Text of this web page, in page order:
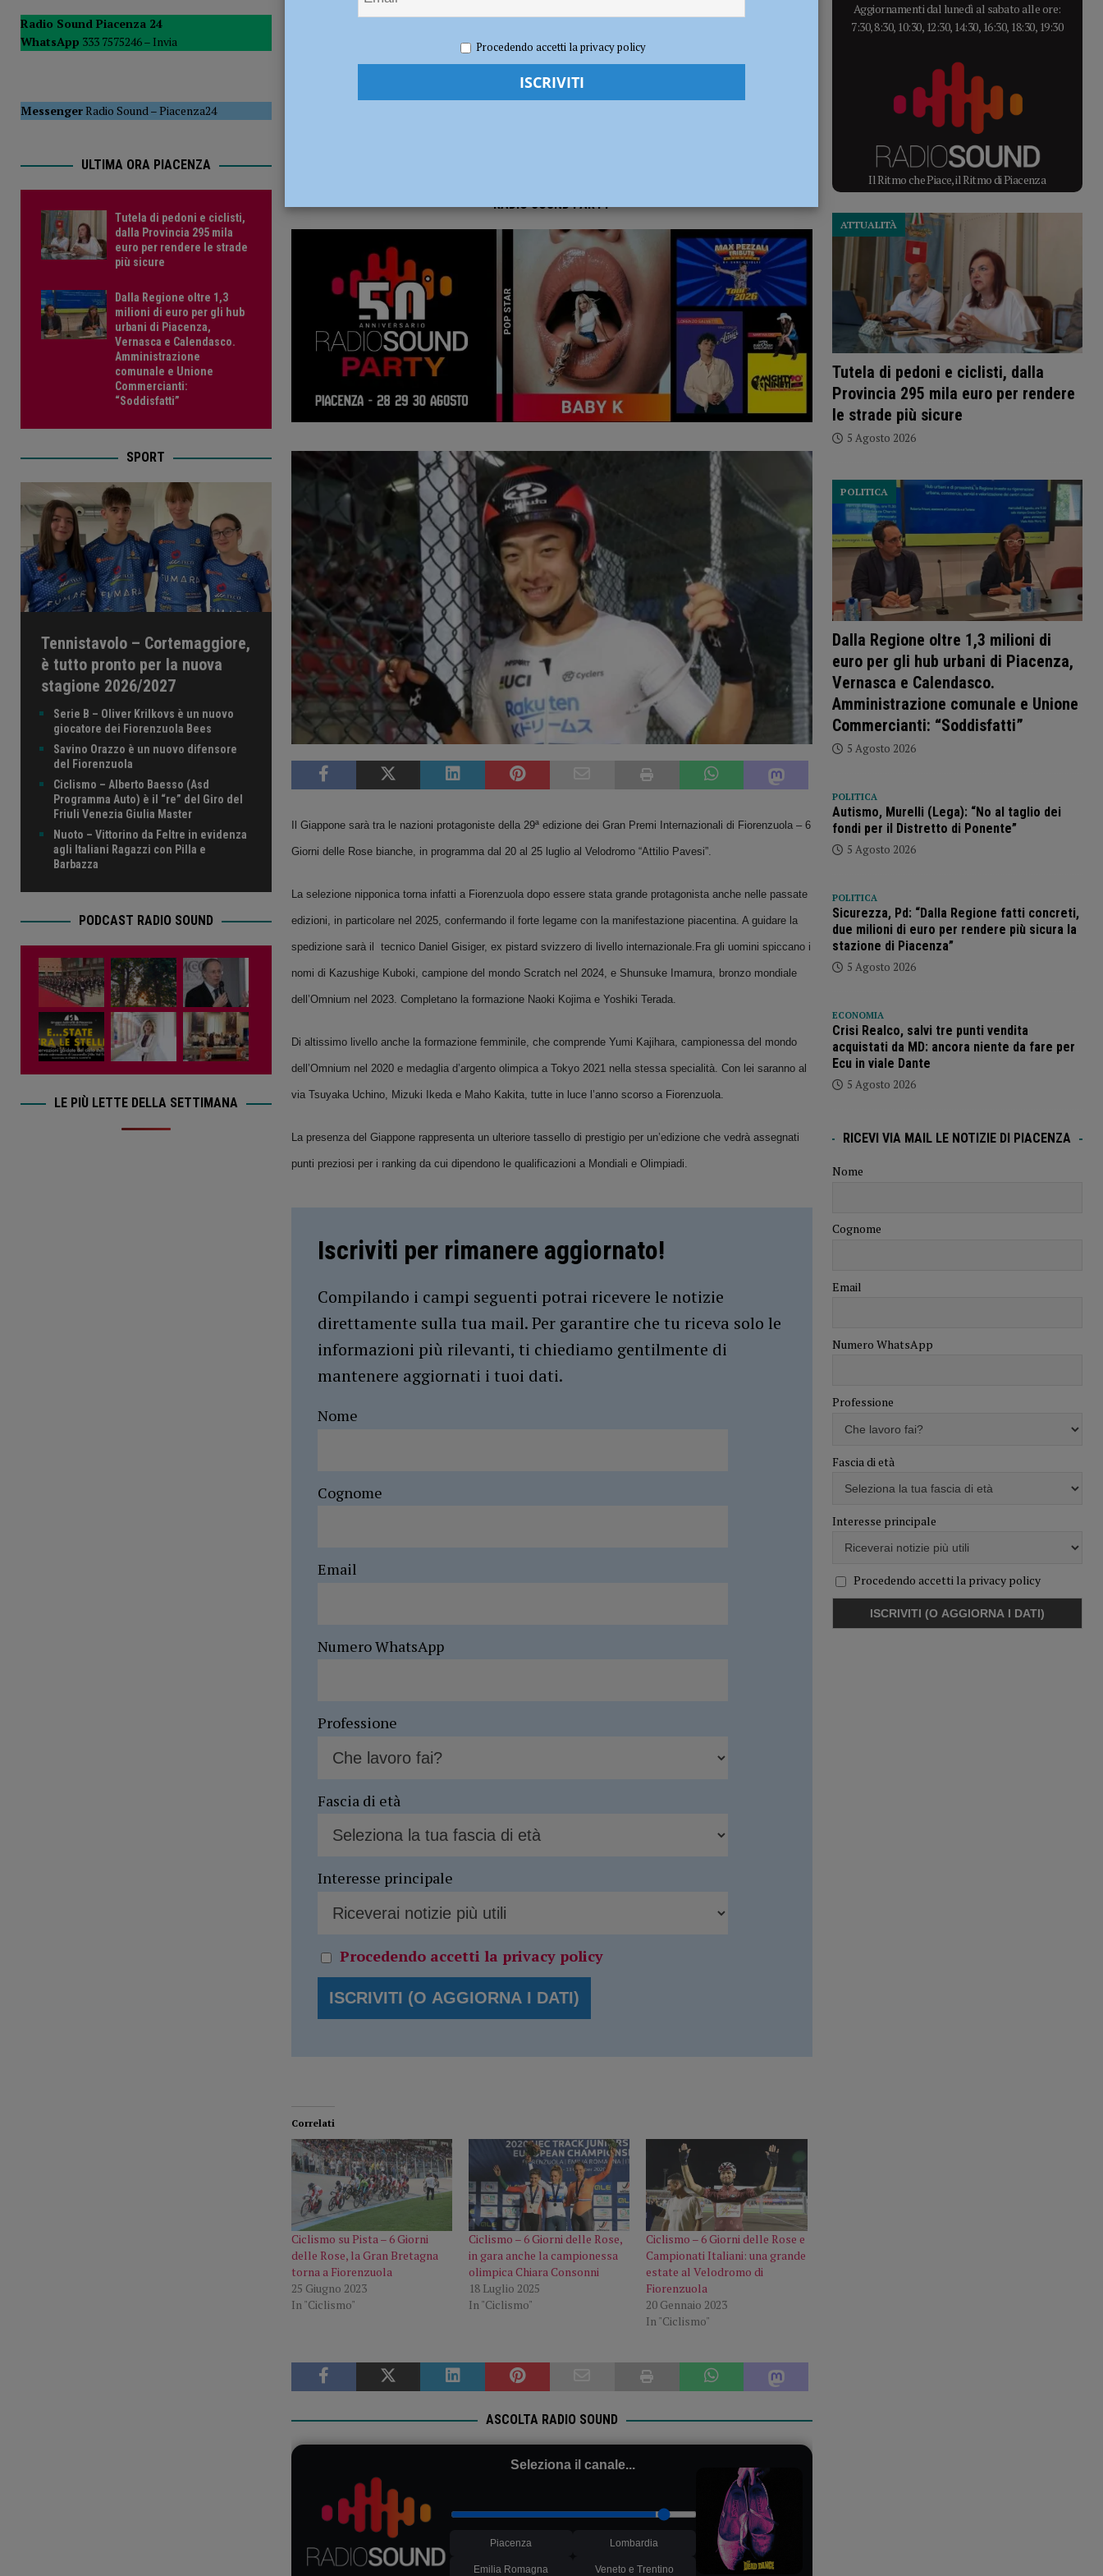
POLITICA
[ 5 Agosto 2026 ] Caldo estremo e asili nido, Tagliaferri (FdI): “Verificare subito la situazione nella provincia di Piacenza”
RADIO SOUND PARTY
Il Giappone sarà tra le nazioni protagoniste della 29ª edizione dei Gran Premi Internazionali di Fiorenzuola – 6
Giorni delle Rose bianche, in programma dal 20 al 25 luglio al Velodromo “Attilio Pavesi”.
La selezione nipponica torna infatti a Fiorenzuola dopo essere stata grande protagonista anche nelle passate
edizioni, in particolare nel 2025, confermando il forte legame con la manifestazione piacentina. A guidare la
spedizione sarà il tecnico Daniel Gisiger, ex pistard svizzero di livello internazionale.Fra gli uomini spiccano i
nomi di Kazushige Kuboki, campione del mondo Scratch nel 2024, e Shunsuke Imamura, bronzo mondiale
dell’Omnium nel 2023. Completano la formazione Naoki Kojima e Yoshiki Terada.
Di altissimo livello anche la formazione femminile, che comprende Yumi Kajihara, campionessa del mondo
dell’Omnium nel 2020 e medaglia d’argento olimpica a Tokyo 2021 nella stessa specialità. Con lei saranno al
via Tsuyaka Uchino, Mizuki Ikeda e Maho Kakita, tutte in luce l’anno scorso a Fiorenzuola.
La presenza del Giappone rappresenta un ulteriore tassello di prestigio per un’edizione che vedrà assegnati
punti preziosi per i ranking da cui dipendono le qualificazioni a Mondiali e Olimpiadi.
Iscriviti per rimanere aggiornato!
Compilando i campi seguenti potrai ricevere le notizie
direttamente sulla tua mail. Per garantire che tu riceva solo le
informazioni più rilevanti, ti chiediamo gentilmente di
mantenere aggiornati i tuoi dati.
Nome
Cognome
Email
Numero WhatsApp
Professione
Fascia di età
Interesse principale
Procedendo accetti la privacy policy
Correlati
Ciclismo su Pista – 6 Giorni
delle Rose, la Gran Bretagna
torna a Fiorenzuola
25 Giugno 2023
In "Ciclismo"
Ciclismo – 6 Giorni delle Rose,
in gara anche la campionessa
olimpica Chiara Consonni
18 Luglio 2025
In "Ciclismo"
Ciclismo – 6 Giorni delle Rose e
Campionati Italiani: una grande
estate al Velodromo di
Fiorenzuola
20 Gennaio 2023
In "Ciclismo"
ASCOLTA RADIO SOUND
Seleziona il canale...
Piacenza Lombardia
Emilia Romagna Veneto e Trentino
Radio Sound Piacenza 24
WhatsApp 333 7575246 – Invia
MessengerRadio Sound–Piacenza24
ULTIMA ORA PIACENZA
Tutela di pedoni e ciclisti,
dalla Provincia 295 mila
euro per rendere le strade
più sicure
Dalla Regione oltre 1,3
milioni di euro per gli hub
urbani di Piacenza,
Vernasca e Calendasco.
Amministrazione
comunale e Unione
Commercianti:
“Soddisfatti”
SPORT
Tennistavolo – Cortemaggiore,
è tutto pronto per la nuova
stagione 2026/2027
Serie B – Oliver Krilkovs è un nuovo
giocatore dei Fiorenzuola Bees
Savino Orazzo è un nuovo difensore
del Fiorenzuola
Ciclismo – Alberto Baesso (Asd
Programma Auto) è il “re” del Giro del
Friuli Venezia Giulia Master
Nuoto – Vittorino da Feltre in evidenza
agli Italiani Ragazzi con Pilla e
Barbazza
PODCAST RADIO SOUND
LE PIÙ LETTE DELLA SETTIMANA
Aggiornamenti dal lunedì al sabato alle ore:
7:30, 8:30, 10:30, 12:30, 14:30, 16:30, 18:30, 19:30
Il Ritmo che Piace, il Ritmo di Piacenza
Tutela di pedoni e ciclisti, dalla
Provincia 295 mila euro per rendere
le strade più sicure
ATTUALITÀ
5 Agosto 2026
Dalla Regione oltre 1,3 milioni di
euro per gli hub urbani di Piacenza,
Vernasca e Calendasco.
Amministrazione comunale e Unione
Commercianti: “Soddisfatti”
POLITICA
5 Agosto 2026
POLITICA
Autismo, Murelli (Lega): “No al taglio dei
fondi per il Distretto di Ponente”
5 Agosto 2026
POLITICA
Sicurezza, Pd: “Dalla Regione fatti concreti,
due milioni di euro per rendere più sicura la
stazione di Piacenza”
5 Agosto 2026
ECONOMIA
Crisi Realco, salvi tre punti vendita
acquistati da MD: ancora niente da fare per
Ecu in viale Dante
5 Agosto 2026
RICEVI VIA MAIL LE NOTIZIE DI PIACENZA
Nome
Cognome
Email
Numero WhatsApp
Professione
Fascia di età
Interesse principale
Procedendo accetti la privacy policy
Procedendo accetti la privacy policy